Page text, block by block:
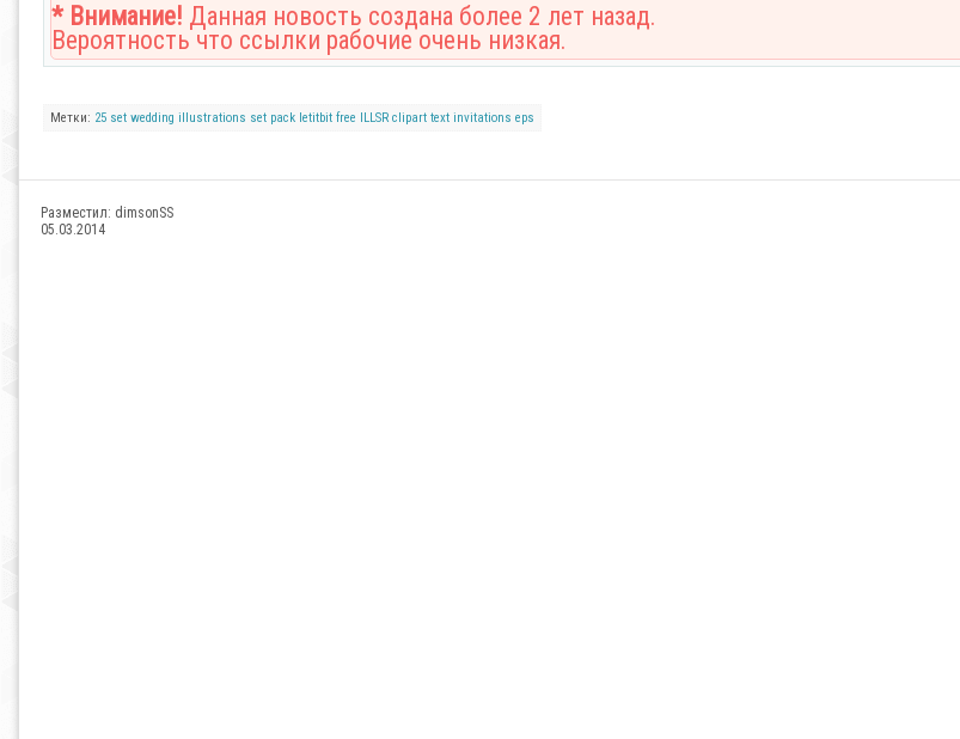
* Внимание! Данная новость создана более 2 лет назад.
Вероятность что ссылки рабочие очень низкая.
Метки: 25 set wedding illustrations set pack letitbit free ILLSR clipart text invitations eps
Разместил: dimsonSS
05.03.2014